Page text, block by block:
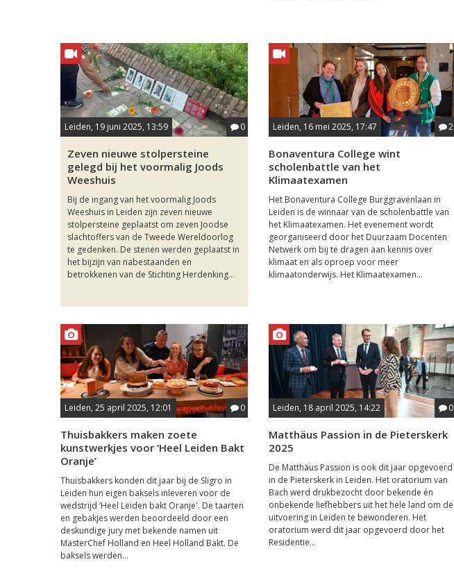
Leiden, 19 juni 2025, 13:59 0
Zeven nieuwe stolpersteine
gelegd bij het voormalig Joods
Weeshuis
Bij de ingang van het voormalig Joods
Weeshuis in Leiden zijn zeven nieuwe
stolpersteine geplaatst om zeven Joodse
slachtoffers van de Tweede Wereldoorlog
te gedenken. De stenen werden geplaatst in
het bijzijn van nabestaanden en
betrokkenen van de Stichting Herdenking...
Leiden, 16 mei 2025, 17:47 2
Bonaventura College wint
scholenbattle van het
Klimaatexamen
Het Bonaventura College Burggravenlaan in
Leiden is de winnaar van de scholenbattle van
het Klimaatexamen. Het evenement wordt
georganiseerd door het Duurzaam Docenten
Netwerk om bij te dragen aan kennis over
klimaat en als oproep voor meer
klimaatonderwijs. Het Klimaatexamen...
Leiden, 25 april 2025, 12:01 0
Thuisbakkers maken zoete
kunstwerkjes voor ‘Heel Leiden Bakt
Oranje’
Thuisbakkers konden dit jaar bij de Sligro in
Leiden hun eigen baksels inleveren voor de
wedstrijd ‘Heel Leiden bakt Oranje'. De taarten
en gebakjes werden beoordeeld door een
deskundige jury met bekende namen uit
MasterChef Holland en Heel Holland Bakt. De
baksels werden...
Leiden, 18 april 2025, 14:22 0
Matthäus Passion in de Pieterskerk
2025
De Matthäus Passion is ook dit jaar opgevoerd
in de Pieterskerk in Leiden. Het oratorium van
Bach werd drukbezocht door bekende én
onbekende liefhebbers uit het hele land om de
uitvoering in Leiden te bewonderen. Het
oratorium werd dit jaar opgevoerd door het
Residentie...